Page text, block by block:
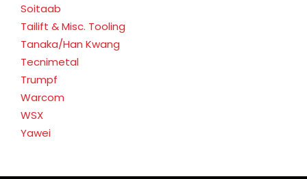
Soitaab
Tailift & Misc. Tooling
Tanaka/Han Kwang
Tecnimetal
Trumpf
Warcom
WSX
Yawei